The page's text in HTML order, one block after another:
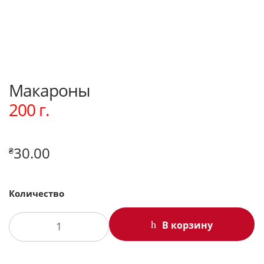
Макароны
200 г.
₴30.00
Количество
В корзину